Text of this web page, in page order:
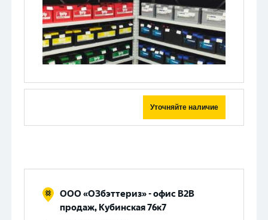
Уточняйте наличие
ООО «ОЗбэттериз» - офис B2B
продаж, Кубинская 76к7